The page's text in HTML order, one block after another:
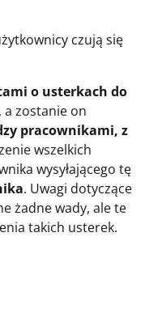
czują się
o usterkach do
zostanie on
pracownikami, z
wszelkich
wysyłającego tę
. Uwagi dotyczące
żadne wady, ale te
takich usterek.